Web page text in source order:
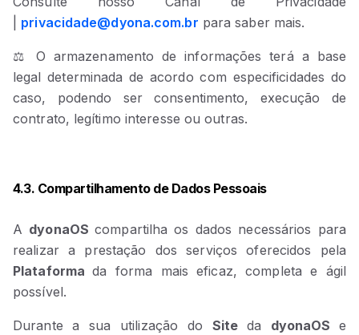
privacidade@dyona.com.br para saber mais.
⚖️ O armazenamento de informações terá a base
legal determinada de acordo com especificidades do
caso, podendo ser consentimento, execução de
contrato, legítimo interesse ou outras.
4.3. Compartilhamento de Dados Pessoais
A dyonaOScompartilha os dados necessários para
realizar a prestação dos serviços oferecidos pela
Plataformada forma mais eficaz, completa e ágil
possível.
Durante a sua utilização do Site da dyonaOS e